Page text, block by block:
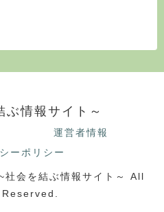
情報サイト～
運営者情報
ーポリシー
会を結ぶ情報サイト～ All